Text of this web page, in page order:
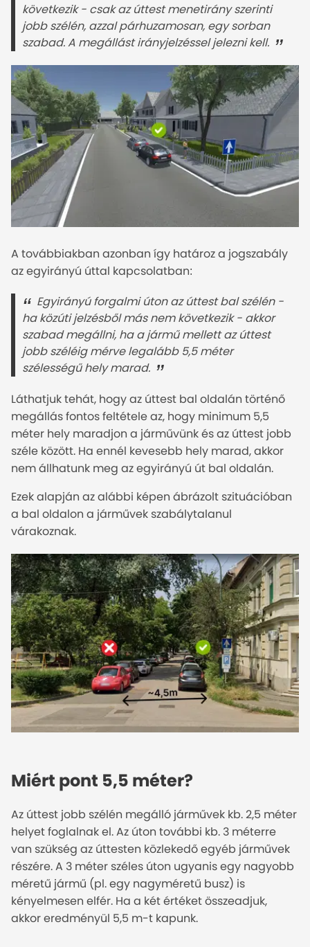
következik - csak az úttest menetirány szerinti
jobb szélén, azzal párhuzamosan, egy sorban
szabad. A megállást irányjelzéssel jelezni kell.
A továbbiakban azonban így határoz a jogszabály
az egyirányú úttal kapcsolatban:
Egyirányú forgalmi úton az úttest bal szélén -
ha közúti jelzésből más nem következik - akkor
szabad megállni, ha a jármű mellett az úttest
jobb széléig mérve legalább 5,5 méter
szélességű hely marad.
Láthatjuk tehát, hogy az úttest bal oldalán történő
megállás fontos feltétele az, hogy minimum 5,5
méter hely maradjon a járművünk és az úttest jobb
széle között. Ha ennél kevesebb hely marad, akkor
nem állhatunk meg az egyirányú út bal oldalán.
Ezek alapján az alábbi képen ábrázolt szituációban
a bal oldalon a járművek szabálytalanul
várakoznak.
Miért pont 5,5 méter?
Az úttest jobb szélén megálló járművek kb. 2,5 méter
helyet foglalnak el. Az úton további kb. 3 méterre
van szükség az úttesten közlekedő egyéb járművek
részére. A 3 méter széles úton ugyanis egy nagyobb
méretű jármű (pl. egy nagyméretű busz) is
kényelmesen elfér. Ha a két értéket összeadjuk,
akkor eredményül 5,5 m-t kapunk.